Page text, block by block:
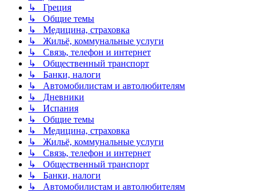
↳ Греция
↳ Общие темы
↳ Медицина, страховка
↳ Жильё, коммунальные услуги
↳ Связь, телефон и интернет
↳ Общественный транспорт
↳ Банки, налоги
↳ Автомобилистам и автолюбителям
↳ Дневники
↳ Испания
↳ Общие темы
↳ Медицина, страховка
↳ Жильё, коммунальные услуги
↳ Связь, телефон и интернет
↳ Общественный транспорт
↳ Банки, налоги
↳ Автомобилистам и автолюбителям